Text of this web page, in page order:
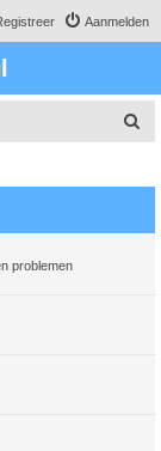
Aanmelden
problemen